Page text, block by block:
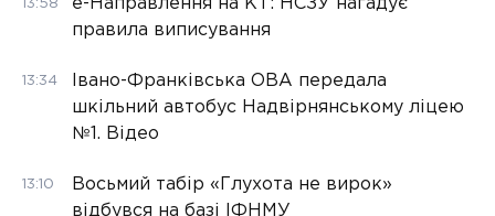
13:58
е-Направлення на КТ: НСЗУ нагадує
правила виписування
13:34
Івано-Франківська ОВА передала
шкільний автобус Надвірнянському ліцею
№1. Відео
13:10
Восьмий табір «Глухота не вирок»
відбувся на базі ІФНМУ